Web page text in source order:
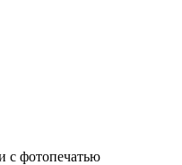
фотопечатью